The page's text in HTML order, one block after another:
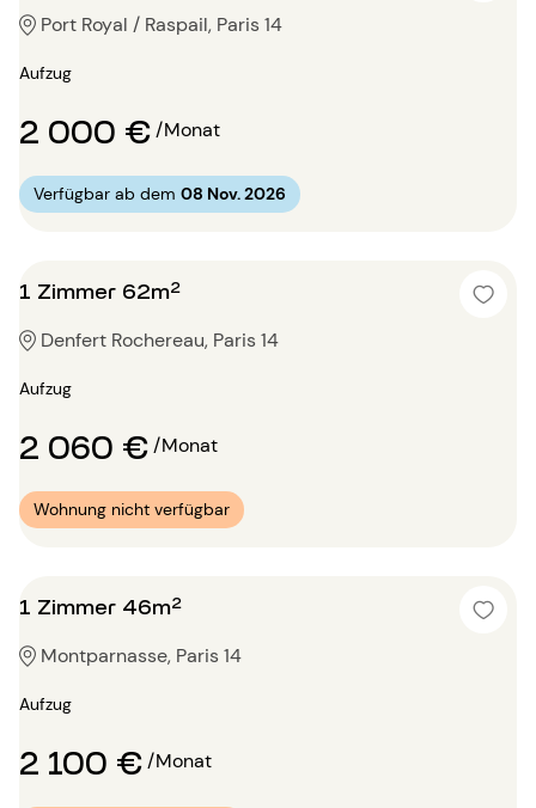
Port Royal / Raspail, Paris 14
Aufzug
2 000 €/Monat
Verfügbar ab dem 08 Nov. 2026
1 Zimmer 62m²
Denfert Rochereau, Paris 14
Aufzug
2 060 €/Monat
Wohnung nicht verfügbar
1 Zimmer 46m²
Montparnasse, Paris 14
Aufzug
2 100 €/Monat